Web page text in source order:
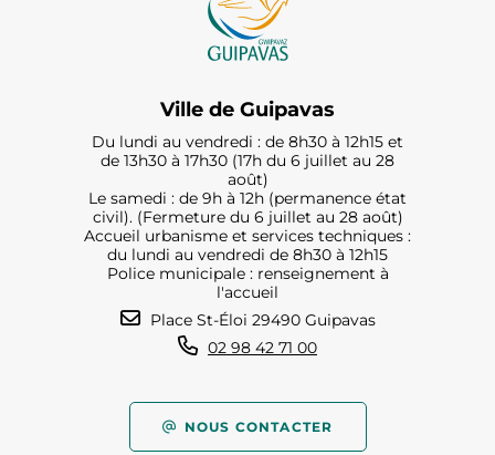
Ville de Guipavas
Du lundi au vendredi : de 8h30 à 12h15 et
de 13h30 à 17h30 (17h du 6 juillet au 28
août)
Le samedi : de 9h à 12h (permanence état
civil). (Fermeture du 6 juillet au 28 août)
Accueil urbanisme et services techniques :
du lundi au vendredi de 8h30 à 12h15
Police municipale : renseignement à
l'accueil
Place St-Éloi 29490 Guipavas
02 98 42 71 00
NOUS CONTACTER